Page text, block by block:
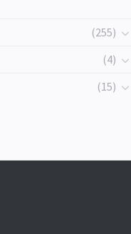
(255)
(4)
(15)